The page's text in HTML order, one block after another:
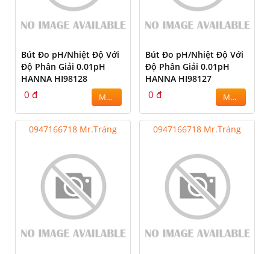
Bút Đo pH/Nhiệt Độ Với
Độ Phân Giải 0.01pH
HANNA HI98128
0 đ MUA
Bút Đo pH/Nhiệt Độ Với
Độ Phân Giải 0.01pH
HANNA HI98127
0 đ MUA
0947166718 Mr.Tráng 0947166718 Mr.Tráng